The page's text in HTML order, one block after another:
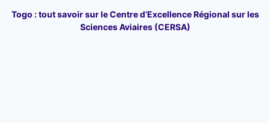
Togo : tout savoir sur le Centre d’Excellence Régional sur les
Sciences Aviaires (CERSA)